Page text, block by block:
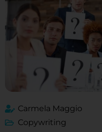
Carmela Maggio
Copywriting